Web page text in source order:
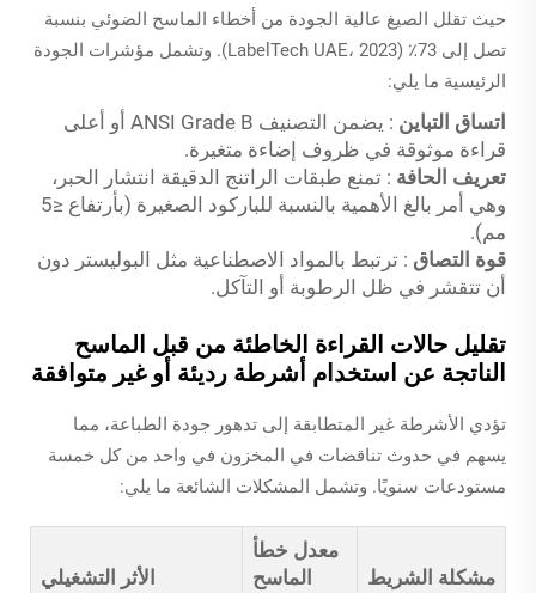
حيث تقلل الصيغ عالية الجودة من أخطاء الماسح الضوئي بنسبة
تصل إلى 73٪ (LabelTech UAE، 2023). وتشمل مؤشرات الجودة
الرئيسية ما يلي:
اتساق التباين
: يضمن التصنيف ANSI Grade B أو أعلى
قراءة موثوقة في ظروف إضاءة متغيرة.
تعريف الحافة : تمنع طبقات الراتنج الدقيقة انتشار الحبر،
وهي أمر بالغ الأهمية بالنسبة للباركود الصغيرة (بأرتفاع ≤5
مم).
قوة التصاق : ترتبط بالمواد الاصطناعية مثل البوليستر دون
أن تتقشر في ظل الرطوبة أو التآكل.
تقليل حالات القراءة الخاطئة من قبل الماسح
الناتجة عن استخدام أشرطة رديئة أو غير متوافقة
تؤدي الأشرطة غير المتطابقة إلى تدهور جودة الطباعة، مما
يسهم في حدوث تناقضات في المخزون في واحد من كل خمسة
مستودعات سنويًا. وتشمل المشكلات الشائعة ما يلي:
مشكلة الشريط
معدل خطأ
الماسح
الأثر التشغيلي